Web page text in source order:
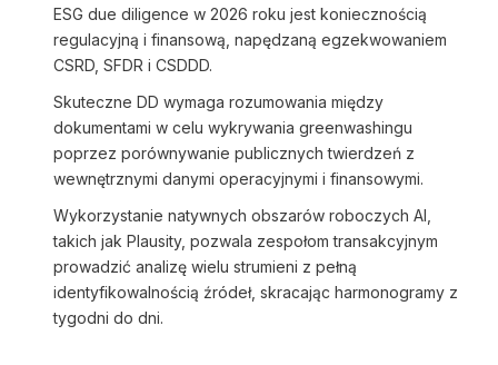
ESG due diligence w 2026 roku jest koniecznością
regulacyjną i finansową, napędzaną egzekwowaniem
CSRD, SFDR i CSDDD.
Skuteczne DD wymaga rozumowania między
dokumentami w celu wykrywania greenwashingu
poprzez porównywanie publicznych twierdzeń z
wewnętrznymi danymi operacyjnymi i finansowymi.
Wykorzystanie natywnych obszarów roboczych AI,
takich jak Plausity, pozwala zespołom transakcyjnym
prowadzić analizę wielu strumieni z pełną
identyfikowalnością źródeł, skracając harmonogramy z
tygodni do dni.